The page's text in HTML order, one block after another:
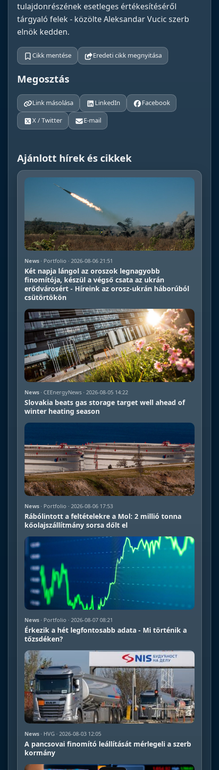
tulajdonrészének esetleges értékesítéséről
tárgyaló felek - közölte Aleksandar Vucic szerb
elnök kedden.
Cikk mentése Eredeti cikk megnyitása
Megosztás
Link másolása LinkedIn
Facebook
X / Twitter
E-mail
Ajánlott hírek és cikkek
News · Portfolio · 2026-08-06 21:51
Két napja lángol az oroszok legnagyobb
finomítója, készül a végső csata az ukrán
erődvárosért - Híreink az orosz-ukrán háborúból
csütörtökön
News · CEEnergyNews · 2026-08-05 14:22
Slovakia beats gas storage target well ahead of
winter heating season
News · Portfolio · 2026-08-06 17:53
Rábólintott a feltételekre a Mol: 2 millió tonna
kőolajszállítmány sorsa dőlt el
News · Portfolio · 2026-08-07 08:21
Érkezik a hét legfontosabb adata - Mi történik a
tőzsdéken?
News · HVG · 2026-08-03 12:05
A pancsovai finomító leállítását mérlegeli a szerb
kormány